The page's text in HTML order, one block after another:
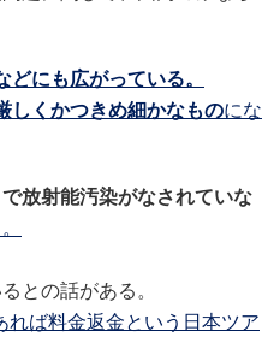
にも広がっている。
しくかつきめ細かなものにな
放射能汚染がなされていな
との話がある。
れば料金返金という日本ツア